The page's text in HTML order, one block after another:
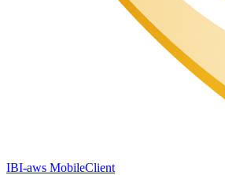
IBI-aws MobileClient